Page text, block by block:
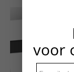
voor